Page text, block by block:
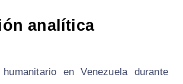
analítica
en Venezuela durante